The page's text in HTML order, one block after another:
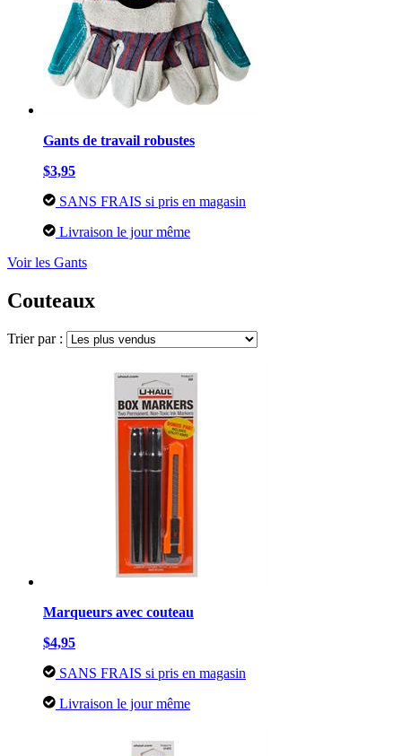
Gants de travail robustes
$3,95
SANS FRAIS si pris en magasin
Livraison le jour même
Voir les Gants
Couteaux
Trier par :
Marqueurs avec couteau
$4,95
SANS FRAIS si pris en magasin
Livraison le jour même